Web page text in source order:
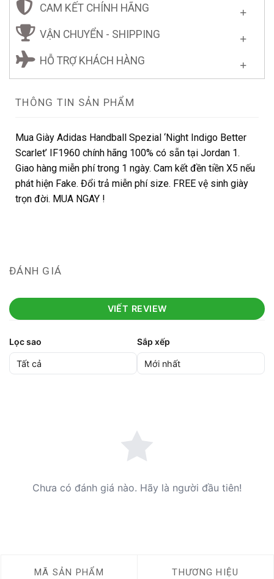
CAM KẾT CHÍNH HÃNG
VẬN CHUYỂN - SHIPPING
HỖ TRỢ KHÁCH HÀNG
THÔNG TIN SẢN PHẨM
Mua Giày Adidas Handball Spezial ‘Night Indigo Better
Scarlet’ IF1960 chính hãng 100% có sẵn tại Jordan 1.
Giao hàng miễn phí trong 1 ngày. Cam kết đền tiền X5 nếu
phát hiện Fake. Đổi trả miễn phí size. FREE vệ sinh giày
trọn đời. MUA NGAY !
ĐÁNH GIÁ
VIẾT REVIEW
Lọc sao Sắp xếp
Chưa có đánh giá nào. Hãy là người đầu tiên!
MÃ SẢN PHẨM THƯƠNG HIỆU